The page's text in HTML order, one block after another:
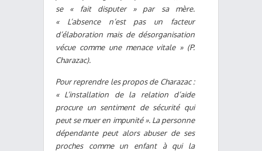
se « fait disputer » par sa mère.
« L’absence n’est pas un facteur
d’élaboration mais de désorganisation
vécue comme une menace vitale » (P.
Charazac).
Pour reprendre les propos de Charazac :
« L’installation de la relation d’aide
procure un sentiment de sécurité qui
peut se muer en impunité ». La personne
dépendante peut alors abuser de ses
proches comme un enfant à qui la